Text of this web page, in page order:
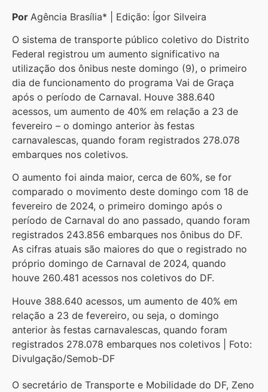
Por Agência Brasília* | Edição: Ígor Silveira
O sistema de transporte público coletivo do Distrito
Federal registrou um aumento significativo na
utilização dos ônibus neste domingo (9), o primeiro
dia de funcionamento do programa Vai de Graça
após o período de Carnaval. Houve 388.640
acessos, um aumento de 40% em relação a 23 de
fevereiro – o domingo anterior às festas
carnavalescas, quando foram registrados 278.078
embarques nos coletivos.
O aumento foi ainda maior, cerca de 60%, se for
comparado o movimento deste domingo com 18 de
fevereiro de 2024, o primeiro domingo após o
período de Carnaval do ano passado, quando foram
registrados 243.856 embarques nos ônibus do DF.
As cifras atuais são maiores do que o registrado no
próprio domingo de Carnaval de 2024, quando
houve 260.481 acessos nos coletivos do DF.
Houve 388.640 acessos, um aumento de 40% em
relação a 23 de fevereiro, ou seja, o domingo
anterior às festas carnavalescas, quando foram
registrados 278.078 embarques nos coletivos | Foto:
Divulgação/Semob-DF
O secretário de Transporte e Mobilidade do DF, Zeno